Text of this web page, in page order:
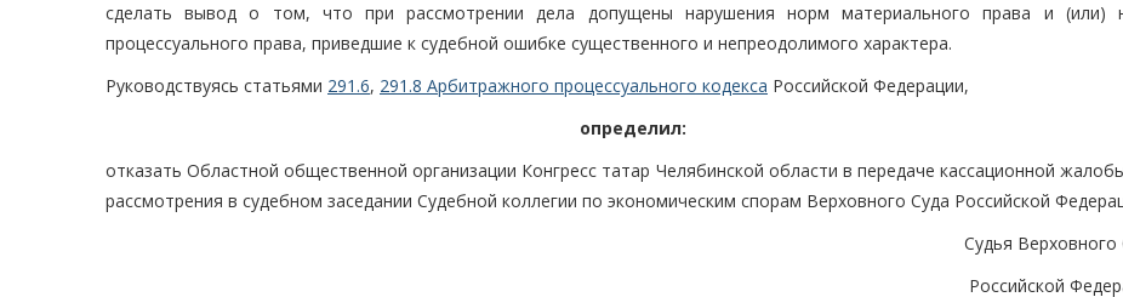
сделать вывод о том, что при рассмотрении дела допущены нарушения норм материального права и (или)
процессуального права, приведшие к судебной ошибке существенного и непреодолимого характера.
Руководствуясь статьями 291.6, 291.8 Арбитражного процессуального кодекса Российской Федерации,
определил:
отказать Областной общественной организации Конгресс татар Челябинской области в передаче кассационной
рассмотрения в судебном заседании Судебной коллегии по экономическим спорам Верховного Суда Российской
Судья Верховного
Российской